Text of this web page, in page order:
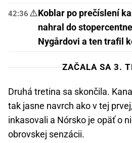
42:36 ⚠️Koblar po prečíslení
nahral do
Nygårdovi a ten trafil
ZAČALA SA 3.
Druhá tretina sa skončila.
tak jasne navrch ako v tej
inkasovali a Nórsko je opäť o
obrovskej senzácii.